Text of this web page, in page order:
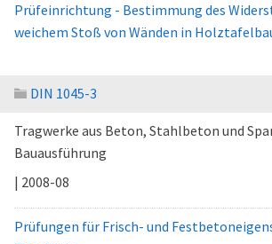
Prüfeinrichtung - Bestimmung des
weichem Stoß von Wänden in
DIN 1045-3
Tragwerke aus Beton, Stahlbeton und
Bauausführung
| 2008-08
Prüfungen für Frisch- und